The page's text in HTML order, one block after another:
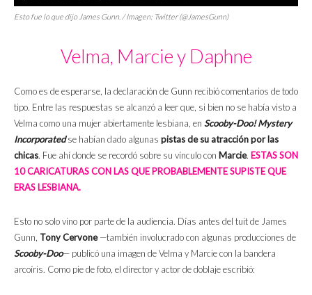
Esto fue lo que dijo James Gunn. / Imagen: Twitter (@JamesGunn)
Velma, Marcie y Daphne
Como es de esperarse, la declaración de Gunn recibió comentarios de todo
tipo. Entre las respuestas se alcanzó a leer que, si bien no se había visto a
Velma como una mujer abiertamente lesbiana, en Scooby-Doo! Mystery
Incorporatedse habían dado algunas pistas de su atracción por las
chicas. Fue ahí donde se recordó sobre su vínculo con Marcie. ESTAS SON
10 CARICATURAS CON LAS QUE PROBABLEMENTE SUPISTE QUE
ERAS LESBIANA.
Esto no solo vino por parte de la audiencia. Días antes del tuit de James
Gunn, Tony Cervone—también involucrado con algunas producciones de
Scooby-Doo— publicó una imagen de Velma y Marcie con la bandera
arcoíris. Como pie de foto, el director y actor de doblaje escribió: